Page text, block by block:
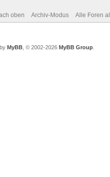
oben Archiv-Modus Alle Foren
MyBB , © 2002-2026 MyBB Group